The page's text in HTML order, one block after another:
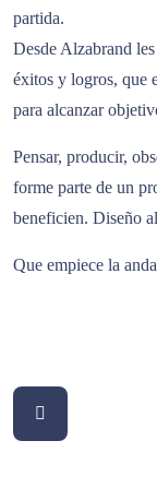
partida.
Desde Alzabrand
éxitos y logros, que
para alcanzar
Pensar, producir,
forme parte de un
beneficien. Diseño
Que empiece la